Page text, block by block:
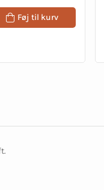
Føj til kurv